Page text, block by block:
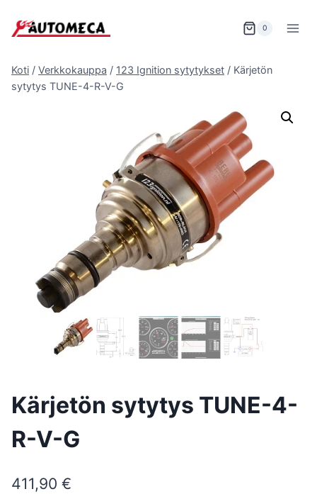
sisältöön
0
Koti / Verkkokauppa / 123 Ignition sytytykset / Kärjetön
sytytys TUNE-4-R-V-G
Kärjetön sytytys TUNE-4-
R-V-G
411,90 €